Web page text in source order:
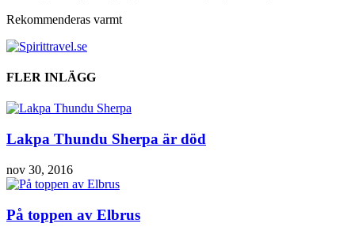
Rekommenderas varmt
FLER INLÄGG
Lakpa Thundu Sherpa är död
nov 30, 2016
På toppen av Elbrus